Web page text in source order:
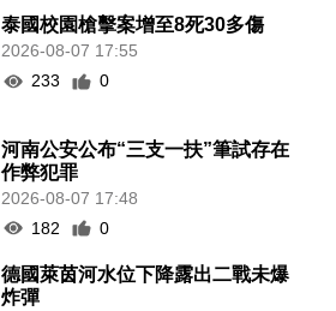
泰國校園槍擊案增至8死30多傷
2026-08-07 17:55
233
0
河南公安公布“三支一扶”筆試存在
作弊犯罪
2026-08-07 17:48
182
0
德國萊茵河水位下降露出二戰未爆
炸彈